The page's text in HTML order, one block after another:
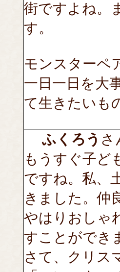
街ですよね。
す。
モンスターペ
一日一日を大
て生きたいも
ふくろう さ
もうすぐ子ど
ですね。私、
きました。仲
やはりおしゃ
すことができ
さて、クリス